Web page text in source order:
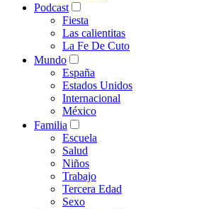
Podcast
Fiesta
Las calientitas
La Fe De Cuto
Mundo
España
Estados Unidos
Internacional
México
Familia
Escuela
Salud
Niños
Trabajo
Tercera Edad
Sexo